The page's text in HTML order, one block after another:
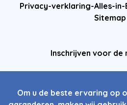
Privacy-verklaring-Alles-
Sitemap
Inschrijven voor de
Om u de beste ervaring op